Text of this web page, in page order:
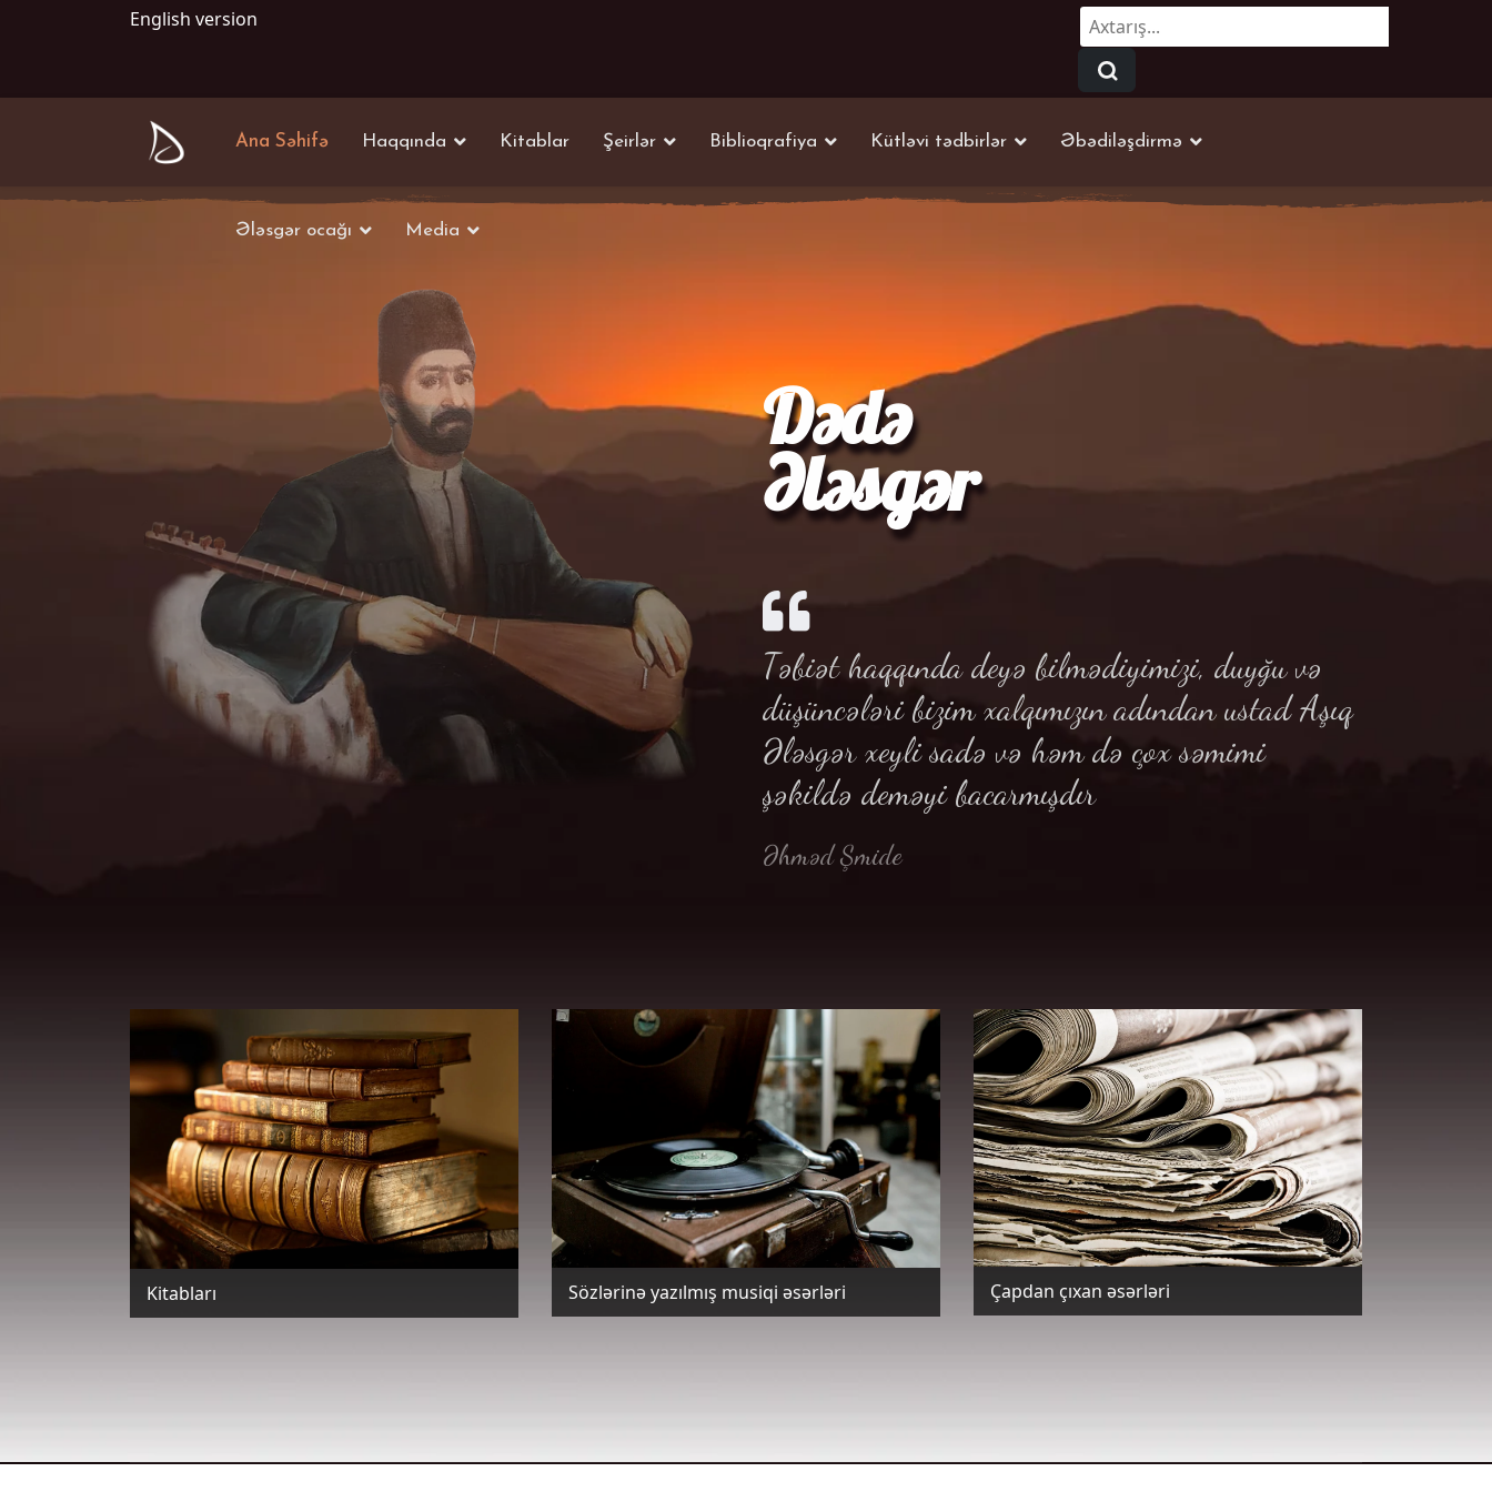
English version Axtarmaq...
Ana Səhifə Haqqında Kitablar Şeirlər Biblioqrafiya Kütləvi tədbirlər Əbədiləşdirmə
Ələsgər ocağı Media
Dədə
Ələsgər
Təbiət haqqında deyə bilmədiyimizi, duyğu və
düşüncələri bizim xalqımızın adından ustad Aşıq
Ələsgər xeyli sadə və həm də çox səmimi
şəkildə deməyi bacarmışdır
Əhməd Şmide
Kitabları Sözlərinə yazılmış musiqi əsərləri Çapdan çıxan əsərləri